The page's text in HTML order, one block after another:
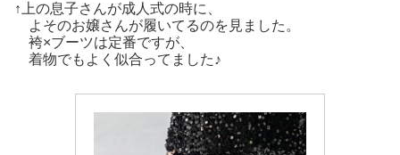
↑上の息子さんが成人式の時に、
よそのお嬢さんが履いてるのを見ました。
袴×ブーツは定番ですが、
着物でもよく似合ってました♪